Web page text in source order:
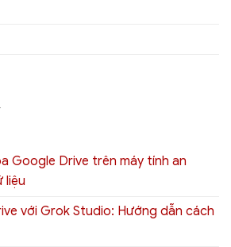
Google Drive trên máy tính an
liệu
với Grok Studio: Hướng dẫn cách